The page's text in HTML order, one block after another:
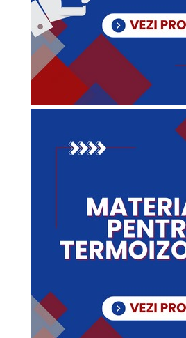
Vată bazaltică
Vată minerală
Oțel beton
Oțel beton fasonat
Oțel beton neted
Oțel beton striat
Panouri și plase de gard
Plasă de gard sudată zincată
Plasă de gard împletită zincată
Plasă din fibră de sticlă
Plasă sudată
Policarbonat